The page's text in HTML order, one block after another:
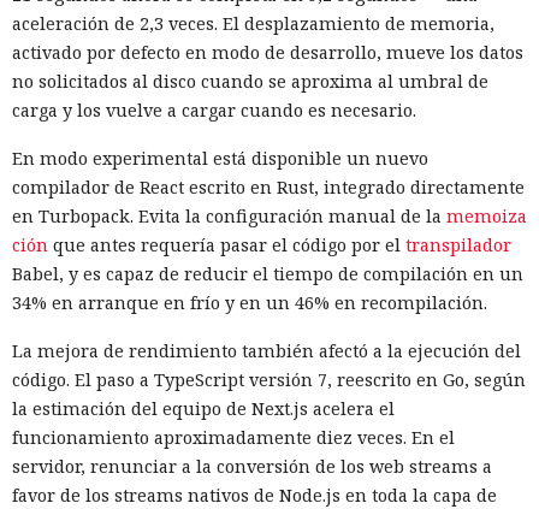
aceleración de 2,3 veces. El desplazamiento de memoria,
activado por defecto en modo de desarrollo, mueve los datos
no solicitados al disco cuando se aproxima al umbral de
carga y los vuelve a cargar cuando es necesario.
En modo experimental está disponible un nuevo
compilador de React escrito en Rust, integrado directamente
en Turbopack. Evita la configuración manual de la memoiza
ción que antes requería pasar el código por el transpilador
Babel, y es capaz de reducir el tiempo de compilación en un
34% en arranque en frío y en un 46% en recompilación.
La mejora de rendimiento también afectó a la ejecución del
código. El paso a TypeScript versión 7, reescrito en Go, según
la estimación del equipo de Next.js acelera el
funcionamiento aproximadamente diez veces. En el
servidor, renunciar a la conversión de los web streams a
favor de los streams nativos de Node.js en toda la capa de